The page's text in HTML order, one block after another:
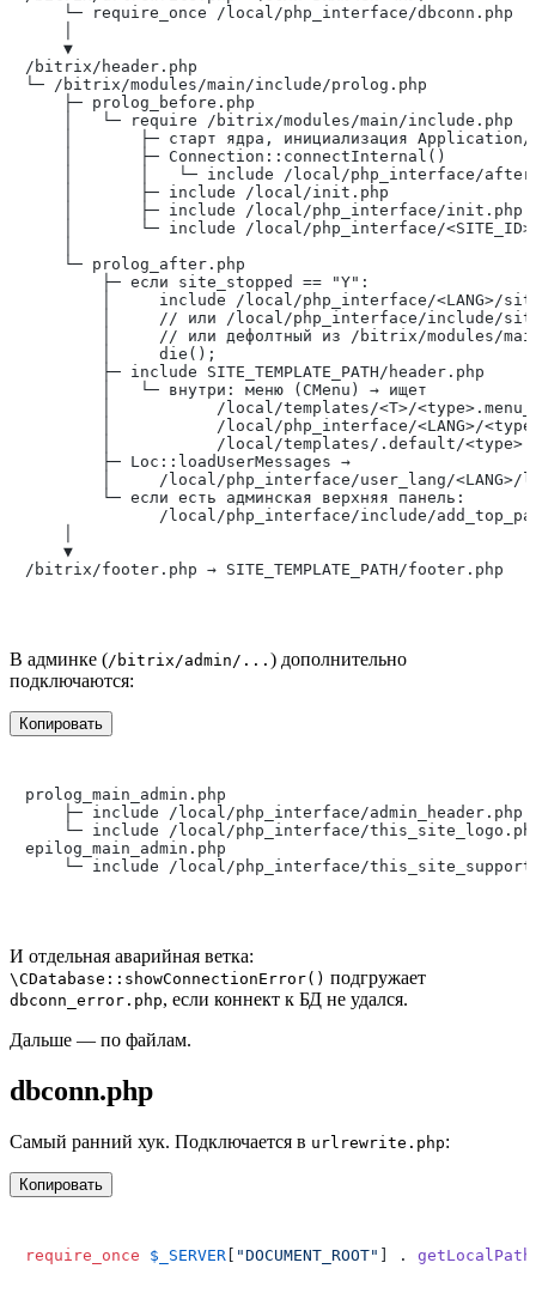
└─ require_once /local/php_interface/dbconn.php
    ▼
/bitrix/header.php
└─ /bitrix/modules/main/include/prolog.php
    ├─ prolog_before.php
    │   └─ require /bitrix/modules/main/include.php
│       ├─ старт ядра, инициализация
    │       ├─ Connection::connectInternal()
│       │   └─ include /local/php_interface/
│       ├─ include /local/init.php
│       ├─ include /local/php_interface/init.php
│       └─ include /local/php_interface/
    └─ prolog_after.php
        ├─ если site_stopped == "Y":
│     include /local/php_interface/<LANG>/
│     // или /local/php_interface/include/
│     // или дефолтный из /bitrix/modules/
        │     die();
├─ include SITE_TEMPLATE_PATH/header.php
        │   └─ внутри: меню (CMenu) → ищет
│           /local/templates/<T>/
│           /local/php_interface/<LANG>/
│           /local/templates/.default/
        ├─ Loc::loadUserMessages →
│     /local/php_interface/user_lang/<LANG>/
        └─ если есть админская верхняя панель:
/local/php_interface/include/
    ▼
В админке (/bitrix/admin/... ) дополнительно
подключаются:
Копировать
prolog_main_admin.php
    ├─ include /local/php_interface/admin_header.php
└─ include /local/php_interface/
epilog_main_admin.php
И отдельная аварийная ветка:
\CDatabase::showConnectionError() подгружает
dbconn_error.php, если коннект к БД не удался.
Дальше — по файлам.
dbconn.php
Самый ранний хук. Подключается в urlrewrite.php:
Копировать
require_once $_SERVER "DOCUMENT_ROOT" ] . getLocalPath